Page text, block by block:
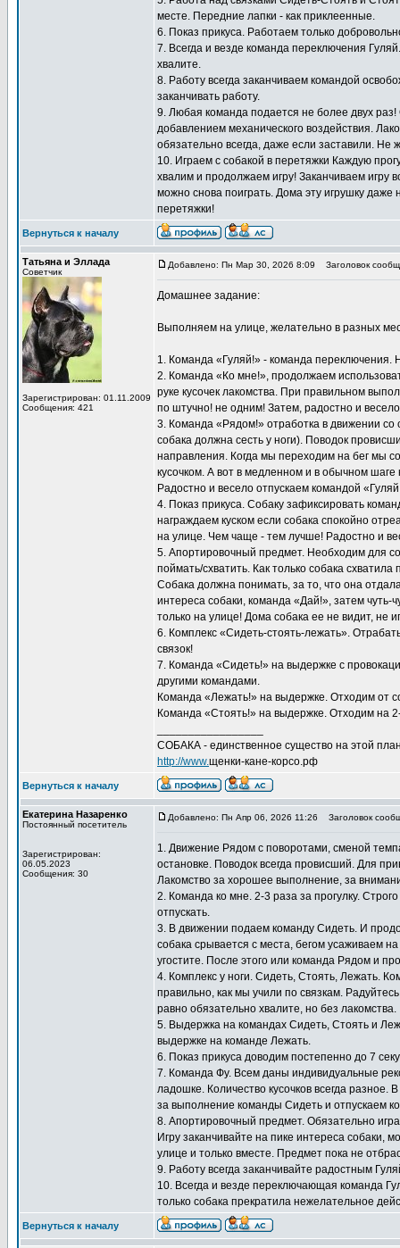
месте. Передние лапки - как приклеенные.
6. Показ прикуса. Работаем только
7. Всегда и везде команда переключения
хвалите.
8. Работу всегда заканчиваем командой
заканчивать работу.
9. Любая команда подается не более двух
добавлением механического воздействия.
обязательно всегда, даже если заставили. Не
10. Играем с собакой в перетяжки Каждую
хвалим и продолжаем игру! Заканчиваем игру
можно снова поиграть. Дома эту игрушку даже
перетяжки!
Вернуться к началу
Татьяна и Эллада
Советчик
Зарегистрирован: 01.11.2009
Сообщения: 421
Добавлено: Пн Мар 30, 2026 8:09 Заголовок
Домашнее задание:
Выполняем на улице, желательно в разных
1. Команда «Гуляй!» - команда
2. Команда «Ко мне!», продолжаем
руке кусочек лакомства. При правильном
по штучно! не одним! Затем, радостно и
3. Команда «Рядом!» отработка в движении
собака должна сесть у ноги). Поводок
направления. Когда мы переходим на бег мы
кусочком. А вот в медленном и в обычном
Радостно и весело отпускаем командой
4. Показ прикуса. Собаку зафиксировать
награждаем куском если собака спокойно
на улице. Чем чаще - тем лучше! Радостно и
5. Апортировочный предмет. Необходим для
поймать/схватить. Как только собака
Собака должна понимать, за то, что она
интереса собаки, команда «Дай!», затем
только на улице! Дома собака ее не видит, не
6. Комплекс «Сидеть-стоять-лежать».
связок!
7. Команда «Сидеть!» на выдержке с
другими командами.
Команда «Лежать!» на выдержке. Отходим от
Команда «Стоять!» на выдержке. Отходим на
СОБАКА - единственное существо на этой
http://www.щенки-кане-корсо.рф
Вернуться к началу
Екатерина Назаренко
Постоянный посетитель
Зарегистрирован:
06.05.2023
Сообщения: 30
Добавлено: Пн Апр 06, 2026 11:26 Заголовок
1. Движение Рядом с поворотами, сменой
остановке. Поводок всегда провисший. Для
Лакомство за хорошее выполнение, за
2. Команда ко мне. 2-3 раза за прогулку.
отпускать.
3. В движении подаем команду Сидеть. И
собака срывается с места, бегом усаживаем
угостите. После этого или команда Рядом и
4. Комплекс у ноги. Сидеть, Стоять, Лежать.
правильно, как мы учили по связкам.
равно обязательно хвалите, но без лакомства.
5. Выдержка на командах Сидеть, Стоять и
выдержке на команде Лежать.
6. Показ прикуса доводим постепенно до 7
7. Команда Фу. Всем даны индивидуальные
ладошке. Количество кусочков всегда разное.
за выполнение команды Сидеть и отпускаем
8. Апортировочный предмет. Обязательно
Игру заканчивайте на пике интереса собаки,
улице и только вместе. Предмет пока не
9. Работу всегда заканчивайте радостным
10. Всегда и везде переключающая команда
только собака прекратила нежелательное
Вернуться к началу